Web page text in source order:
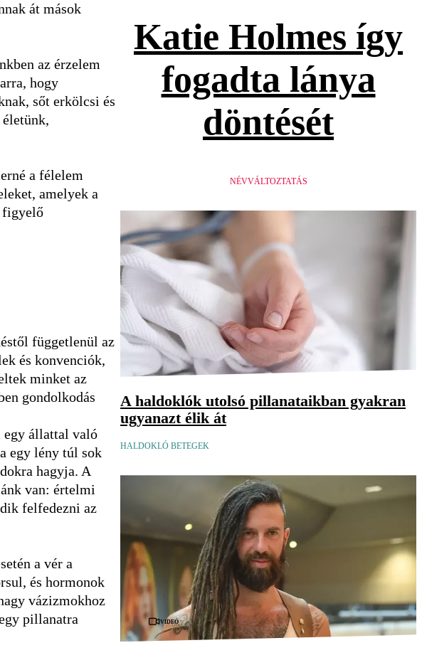
át mások
az érzelem
hogy
sőt erkölcsi és
a félelem
amelyek a
figyelő
függetlenül az
és konvenciók,
minket az
gondolkodás
egy állattal való
egy lény túl sok
hagyja. A
van: értelmi
felfedezni az
a vér a
és hormonok
vázizmokhoz
pillanatra
Katie Holmes így
fogadta lánya
döntését
NÉVVÁLTOZTATÁS
A haldoklók utolsó pillanataikban gyakran
ugyanazt élik át
HALDOKLÓ BETEGEK
Videó